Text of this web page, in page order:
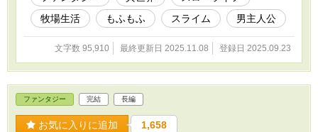
やしと涙と、もふもふと。 ――これは、小さな
牧場から始まる大きな物語。 ――世界に抗いな
い日常譚。 ※表紙のイラストは画像生成AIによ
って作られたものです。
牧場生活
もふもふ スライム 男主人公
文字数 95,910 最終更新日 2025.11.08 登録日 2025.09.23
ファンタジー 完結 長編
お気に入りに追加 1,658